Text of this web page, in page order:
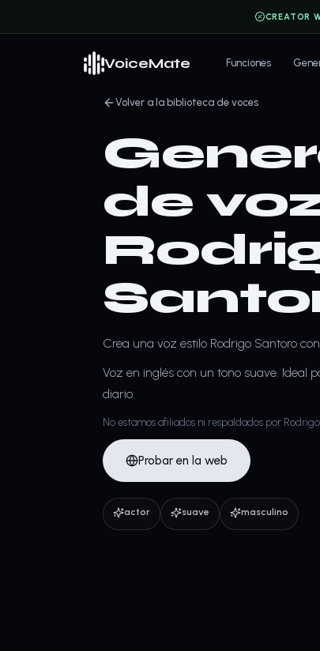
CREATOR
VoiceMate Funciones
Volver a la biblioteca de voces
de
Crea una voz estilo Rodrigo Santoro
Voz en inglés con un tono suave. Ideal
diario.
No estamos afiliados ni respaldados por
Probar en la web
actor suave masculino